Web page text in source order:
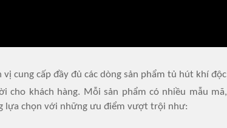
cung cấp đầy đủ các dòng sản phẩm tủ hút khí độc
cho khách hàng. Mỗi sản phẩm có nhiều mẫu
lựa chọn với những ưu điểm vượt trội như: